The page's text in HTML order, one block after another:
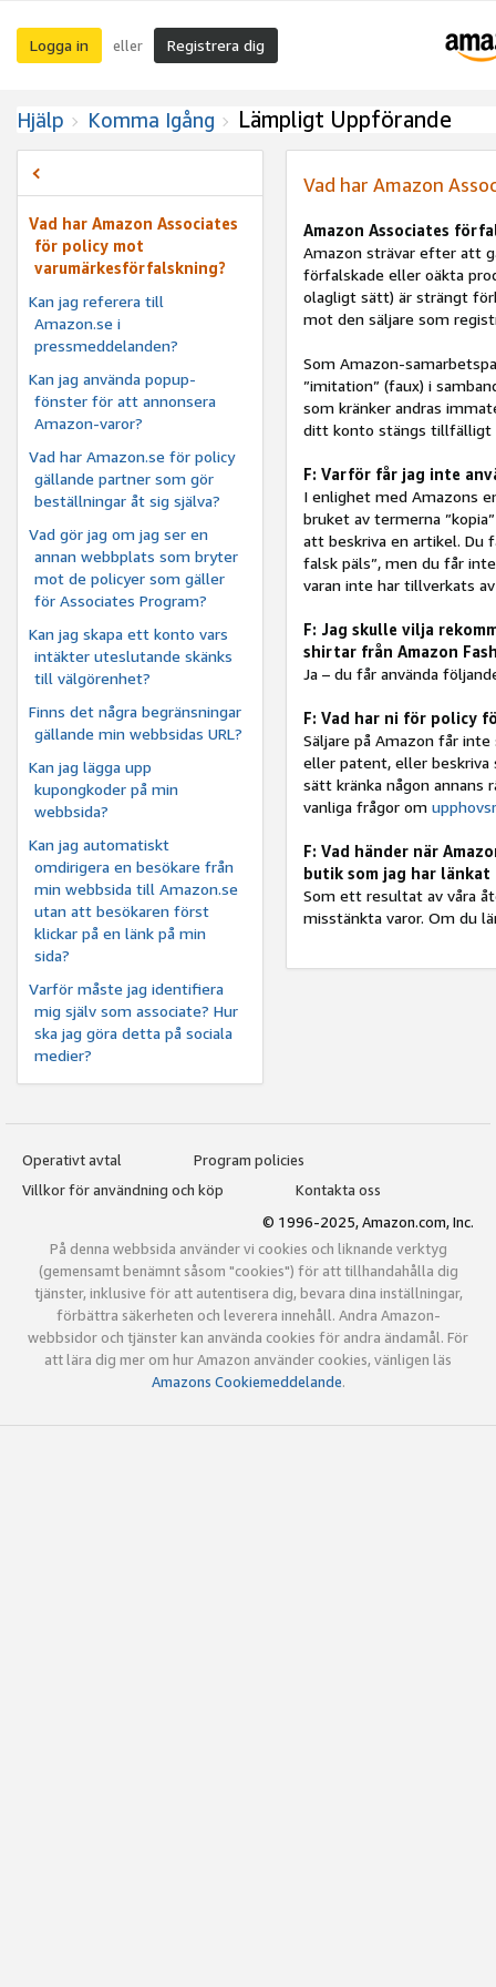
Logga in eller Registrera dig
Hjälp Komma Igång Lämpligt Uppförande
Vad har Amazon Associates
för policy mot
varumärkesförfalskning?
Kan jag referera till
Amazon.se i
pressmeddelanden?
Kan jag använda popup-
fönster för att annonsera
Amazon-varor?
Vad har Amazon.se för policy
gällande partner som gör
beställningar åt sig själva?
Vad gör jag om jag ser en
annan webbplats som bryter
mot de policyer som gäller
för Associates Program?
Kan jag skapa ett konto vars
intäkter uteslutande skänks
till välgörenhet?
Finns det några begränsningar
gällande min webbsidas URL?
Kan jag lägga upp
kupongkoder på min
webbsida?
Kan jag automatiskt
omdirigera en besökare från
min webbsida till Amazon.se
utan att besökaren först
klickar på en länk på min
sida?
Varför måste jag identifiera
mig själv som associate? Hur
ska jag göra detta på sociala
medier?
Vad har Amazon
Amazon Associates
Amazon strävar efter att
förfalskade eller oäkta
olagligt sätt) är strängt
mot den säljare som
Som Amazon-
”imitation” (faux) i
som kränker andras
ditt konto stängs tillfälligt
F: Varför får jag inte
I enlighet med Amazons
bruket av termerna
att beskriva en artikel. Du
falsk päls”, men du får
varan inte har tillverkats
F: Jag skulle vilja
shirtar från Amazon
Ja – du får använda
F: Vad har ni för policy
Säljare på Amazon får
eller patent, eller beskriva
sätt kränka någon
vanliga frågor om
F: Vad händer när
butik som jag har
Som ett resultat av våra
misstänkta varor. Om du
Operativt avtal
Program policies
Villkor för användning och köp
Kontakta oss
© 1996-2025, Amazon.com, Inc.
På denna webbsida använder vi cookies och liknande verktyg
(gemensamt benämnt såsom "cookies") för att tillhandahålla dig
tjänster, inklusive för att autentisera dig, bevara dina inställningar,
förbättra säkerheten och leverera innehåll. Andra Amazon-
webbsidor och tjänster kan använda cookies för andra ändamål. För
att lära dig mer om hur Amazon använder cookies, vänligen läs
Amazons Cookiemeddelande.